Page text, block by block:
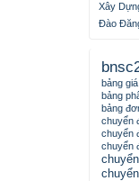
Xây
Đào
bảng
bảng
bảng
chuyển
chuyển
chuyển